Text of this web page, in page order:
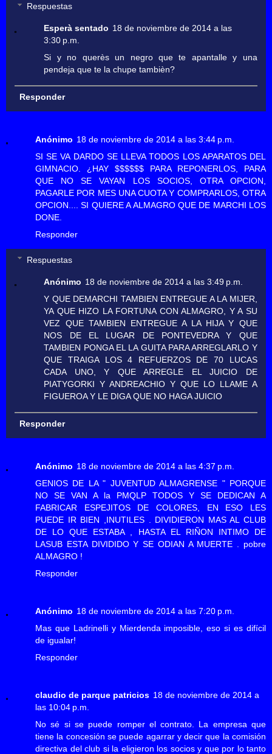
Respuestas
Esperà sentado 18 de noviembre de 2014 a las
3:30 p.m.
Si y no querès un negro que te apantalle y una
pendeja que te la chupe tambièn?
Responder
Anónimo 18 de noviembre de 2014 a las 3:44 p.m.
SI SE VA DARDO SE LLEVA TODOS LOS APARATOS DEL
GIMNACIO. ¿HAY $$$$$$ PARA REPONERLOS, PARA
QUE NO SE VAYAN LOS SOCIOS, OTRA OPCION,
PAGARLE POR MES UNA CUOTA Y COMPRARLOS, OTRA
OPCION.... SI QUIERE A ALMAGRO QUE DE MARCHI LOS
DONE.
Responder
Respuestas
Anónimo 18 de noviembre de 2014 a las 3:49 p.m.
Y QUE DEMARCHI TAMBIEN ENTREGUE A LA MIJER,
YA QUE HIZO LA FORTUNA CON ALMAGRO, Y A SU
VEZ QUE TAMBIEN ENTREGUE A LA HIJA Y QUE
NOS DE EL LUGAR DE PONTEVEDRA Y QUE
TAMBIEN PONGA EL LA GUITA PARA ARREGLARLO Y
QUE TRAIGA LOS 4 REFUERZOS DE 70 LUCAS
CADA UNO, Y QUE ARREGLE EL JUICIO DE
PIATYGORKI Y ANDREACHIO Y QUE LO LLAME A
FIGUEROA Y LE DIGA QUE NO HAGA JUICIO
Responder
Anónimo 18 de noviembre de 2014 a las 4:37 p.m.
GENIOS DE LA " JUVENTUD ALMAGRENSE " PORQUE
NO SE VAN A la PMQLP TODOS Y SE DEDICAN A
FABRICAR ESPEJITOS DE COLORES, EN ESO LES
PUEDE IR BIEN ,INUTILES . DIVIDIERON MAS AL CLUB
DE LO QUE ESTABA , HASTA EL RIÑON INTIMO DE
LASUB ESTA DIVIDIDO Y SE ODIAN A MUERTE . pobre
ALMAGRO !
Responder
Anónimo 18 de noviembre de 2014 a las 7:20 p.m.
Mas que Ladrinelli y Mierdenda imposible, eso si es difícil
de igualar!
Responder
claudio de parque patricios 18 de noviembre de 2014 a
las 10:04 p.m.
No sé si se puede romper el contrato. La empresa que
tiene la concesión se puede agarrar y decir que la comisión
directiva del club si la eligieron los socios y que por lo tanto